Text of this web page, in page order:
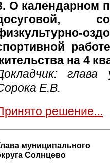
О календарном
на 4
глава
Е.В.
решение...
муниципального
Солнцево